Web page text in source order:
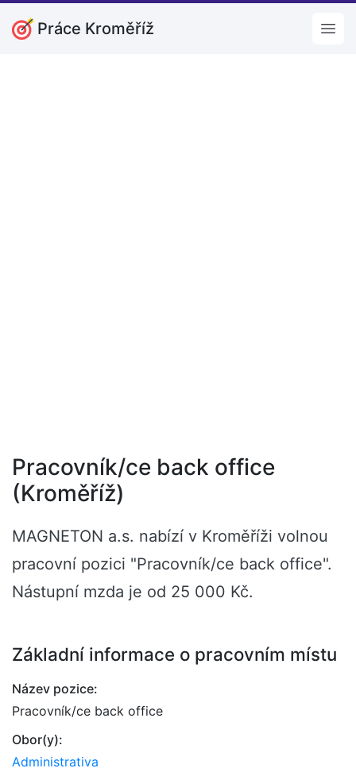
Práce Kroměříž
Pracovník/ce back office
(Kroměříž)
MAGNETON a.s. nabízí v Kroměříži volnou
pracovní pozici "Pracovník/ce back office".
Nástupní mzda je od 25 000 Kč.
Základní informace o pracovním místu
Název pozice:
Pracovník/ce back office
Obor(y):
Administrativa